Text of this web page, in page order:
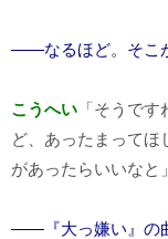
――なるほど。そこ
こうへい 「そうで
ど、あったまってほ
があったらいいなと」
――『大っ嫌い』の